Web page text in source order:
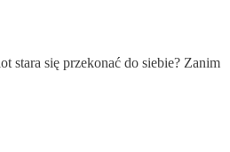
stara się przekonać do siebie? Zanim